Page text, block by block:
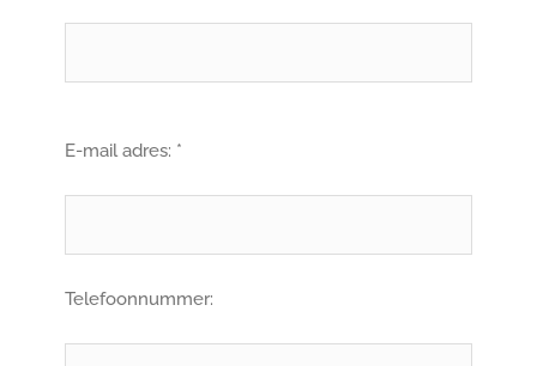
E-mail adres: *
Telefoonnummer: